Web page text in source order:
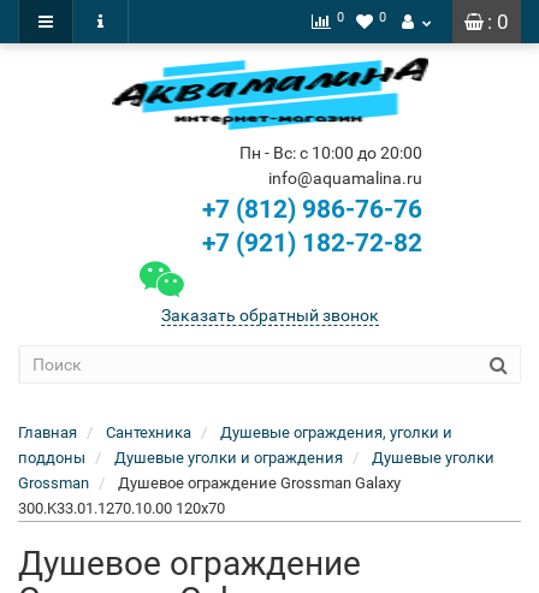
: 0
0 0
Пн - Вс: с 10:00 до 20:00
info@aquamalina.ru
+7 (812) 986-76-76
+7 (921) 182-72-82
Заказать обратный звонок
Главная Сантехника
Душевые ограждения, уголки и
поддоны
Душевые уголки и ограждения
Душевые уголки
Grossman
Душевое ограждение Grossman Galaxy
300.K33.01.1270.10.00 120x70
Душевое ограждение